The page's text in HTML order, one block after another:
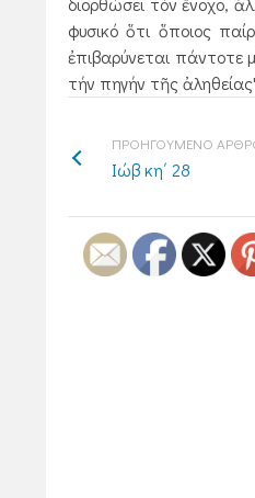
φυσικό ὅτι ὅποιος
ἐπιβαρύνεται πάντοτε
τήν πηγήν τῆς
ΠΡΟΗΓΟΥΜΕΝΟ
Ιώβ κη΄ 28